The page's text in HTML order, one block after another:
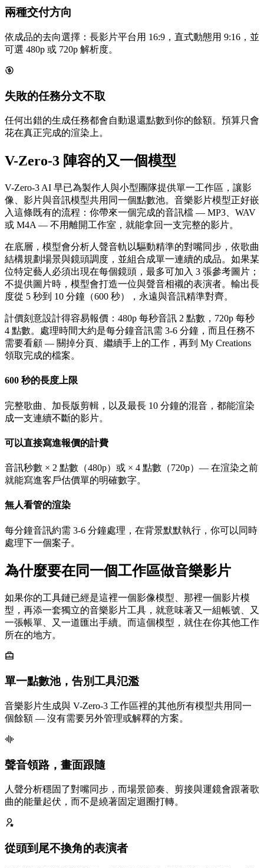
兩種交付方向
依成品的去向選擇：長影片平台用 16:9，直式動態用 9:16，並
可選 480p 或 720p 解析度。
失敗的任務分文不取
任何出錯的生成任務都會自動退還點數到你的餘額。預算只會
花在真正完成的渲染上。
V-Zero-3 陣容的又一個模型
V-Zero-3 AI 早已為製作人與小型團隊提供單一工作區，讓影
像、影片與音訊模型共用同一個點數池。音樂影片模型正好嵌
入這條既有的流程：你帶來一個完成的音訊檔 — MP3、WAV
或 M4A — 不用離開工作室，就能拿回一支完整的影片。
在底層，模型會分析人聲音軌以驅動精準的對嘴同步，依歌曲
結構規劃場景與鏡頭調度，並組合成單一連續的成品。如果某
位特定藝人必須出現在每個鏡頭，最多可加入 3 張參考圖片；
不提供圖片時，模型會打造一位與聲音相襯的表演者。輸出長
度從 5 秒到 10 分鐘（600 秒），永遠與音訊精準對齊。
計價刻意設計得容易報價：480p 每秒音訊 2 點數，720p 每秒
4 點數。處理時間大約是每分鐘音訊需 3-6 分鐘，而且任務不
需要看顧 — 關掉分頁、繼續手上的工作，再到 My Creations
領取完成的檔案。
600 秒的長度上限
完整歌曲、加長版剪輯，以及最長 10 分鐘的混音，都能渲染
成一支連續不斷的影片。
可以直接寫進報價的計費
音訊秒數 × 2 點數（480p）或 × 4 點數（720p）— 在渲染之前
就能寫進客戶估價單的明確數字。
無人看管的渲染
每分鐘音訊約需 3-6 分鐘處理，在背景默默執行，你可以同時
處理下一個案子。
為什麼要在同一個工作區做音樂影片
如果你的工具鏈已經是這裡一個影像模型、那裡一個影片模
型，再添一套獨立的音樂影片工具，就意味著又一組帳號、又
一張帳單、又一道匯出手續。而這個模型，就住在你其他工作
所在的地方。
單一點數池，告別工具氾濫
音樂影片生成與 V-Zero-3 工作區裡的其他所有模型共用同一
個餘額 — 沒有需要另外管理或解釋的方案。
聲音領路，畫面跟隨
人聲分析穩固了對嘴同步，而場景節奏、剪接與運鏡會跟著歌
曲的能量起伏，而不是繞著固定迴圈打轉。
從頭到尾不換角的表演者